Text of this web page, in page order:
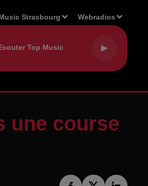
Strasbourg Webradios
une course